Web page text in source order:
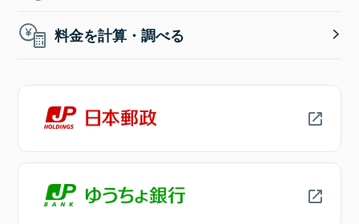
料金を計算・調べる